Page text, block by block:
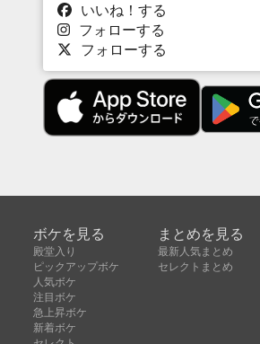
いいね！する
フォローする
フォローする
ボケを見る
殿堂入り
ピックアップボケ
人気ボケ
注目ボケ
急上昇ボケ
新着ボケ
まとめを見る
最新人気まとめ
セレクトまとめ